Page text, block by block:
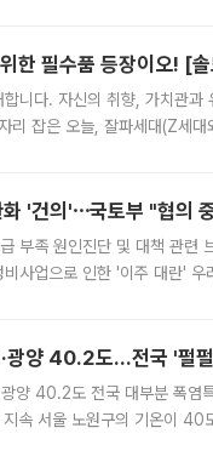
한 필수품 등장이오! [
니다. 자신의 취향, 가치관
잡은 오늘, 잘파세대(Z세대
화 '건의'⋯국토부 "협의
부족 원인진단 및 대책 관련
사업으로 인한 '이주 대란'
광양 40.2도…전국 '펄
양 40.2도 전국 대부분 폭염
속 서울 노원구의 기온이 40